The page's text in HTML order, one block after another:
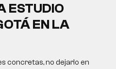
ESTUDIO
EN LA
concretas, no dejarlo en